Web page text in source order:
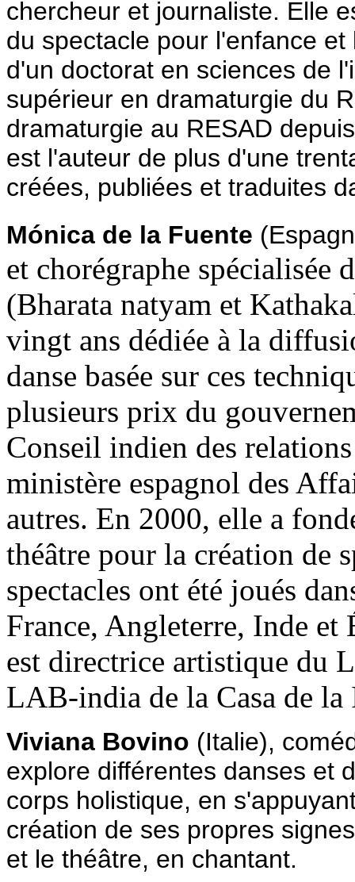
chercheur et journaliste. Elle
du spectacle pour l'enfance
d'un doctorat en sciences de
supérieur en dramaturgie du
dramaturgie au RESAD
est l'auteur de plus d'une
créées, publiées et traduites
Mónica de la Fuente (
et chorégraphe spécialisée
(Bharata natyam et
vingt ans dédiée à la
danse basée sur ces
plusieurs prix du
Conseil indien des
ministère espagnol des
autres. En 2000, elle a
théâtre pour la création de
spectacles ont été joués
France, Angleterre, Inde
est directrice artistique du
LAB-india de la Casa de la
Viviana Bovino (Italie),
explore différentes danses et
corps holistique, en
création de ses propres
et le théâtre, en chantant.